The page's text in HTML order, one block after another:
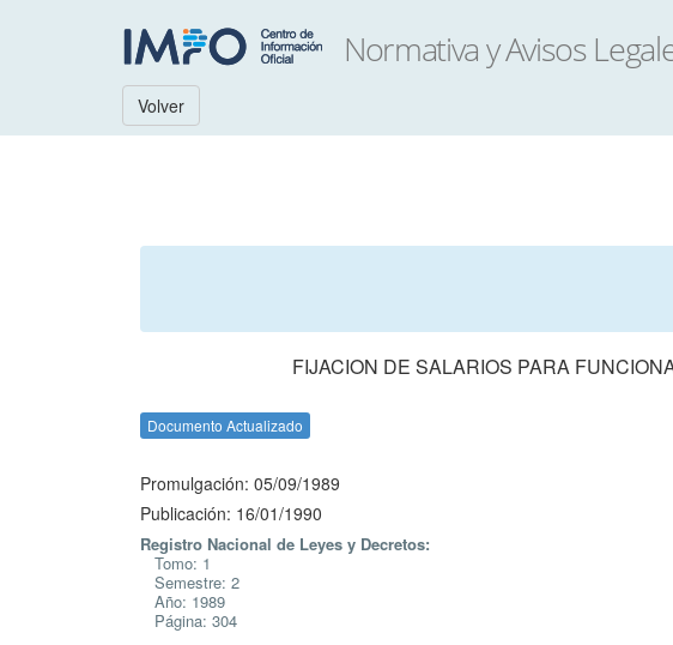
Volver
FIJACION DE SALARIOS PARA
Documento Actualizado
Promulgación: 05/09/1989
Publicación: 16/01/1990
Registro Nacional de Leyes y Decretos:
Tomo: 1
Semestre: 2
Año: 1989
Página: 304